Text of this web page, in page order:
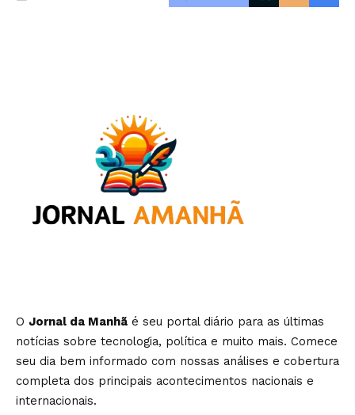
O Jornal da Manhã é seu portal diário para as últimas
notícias sobre tecnologia, política e muito mais. Comece
seu dia bem informado com nossas análises e cobertura
completa dos principais acontecimentos nacionais e
internacionais.